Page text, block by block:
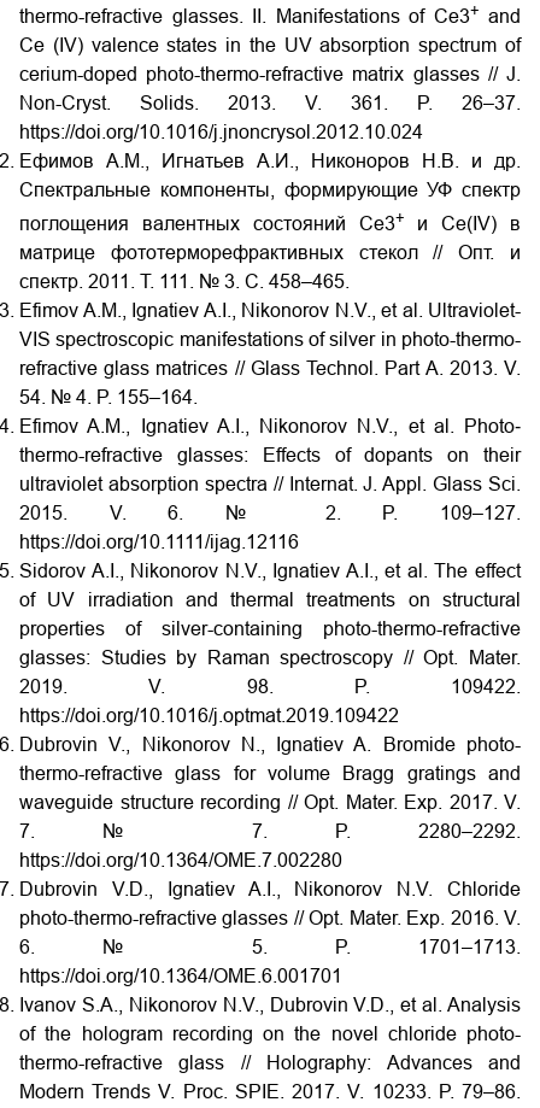
thermo-refractive glasses. II. Manifestations of Ce3+ and
Ce (IV) valence states in the UV absorption spectrum of
cerium-doped photo-thermo-refractive matrix glasses // J.
Non-Cryst. Solids. 2013. V.
361. P.
26–37.
https://doi.org/10.1016/j.jnoncrysol.2012.10.024
Ефимов А.М., Игнатьев А.И., Никоноров Н.В. и др.
Спектральные компоненты, формирующие УФ спектр
поглощения валентных состояний Ce3+ и Ce(IV) в
матрице фототерморефрактивных стекол // Опт. и
спектр. 2011. Т. 111. № 3. С. 458‒465.
Efimov A.M., Ignatiev A.I., Nikonorov N.V., et al. Ultraviolet-
VIS spectroscopic manifestations of silver in photo-thermo-
refractive glass matrices // Glass Technol. Part A. 2013. V.
54. № 4. P. 155–164.
Efimov A.M., Ignatiev A.I., Nikonorov N.V., et al. Photo‐
thermo-refractive glasses: Effects of dopants on their
ultraviolet absorption spectra // Internat. J. Appl. Glass Sci.
2015. V. 6. № 2. P. 109–127.
https://doi.org/10.1111/ijag.12116
Sidorov A.I., Nikonorov N.V., Ignatiev A.I., et al. The effect
of UV irradiation and thermal treatments on structural
properties of silver-containing photo-thermo-refractive
glasses: Studies by Raman spectroscopy // Opt. Mater.
2019. V. 98. P. 109422.
https://doi.org/10.1016/j.optmat.2019.109422
Dubrovin V., Nikonorov N., Ignatiev A. Bromide photo-
thermo-refractive glass for volume Bragg gratings and
waveguide structure recording // Opt. Mater. Exp. 2017. V.
7. № 7. P. 2280–2292.
https://doi.org/10.1364/OME.7.002280
Dubrovin V.D., Ignatiev A.I., Nikonorov N.V. Chloride
photo-thermo-refractive glasses // Opt. Mater. Exp. 2016. V.
6. № 5. P. 1701–1713.
https://doi.org/10.1364/OME.6.001701
Ivanov S.A., Nikonorov N.V., Dubrovin V.D., et al. Analysis
of the hologram recording on the novel chloride photo-
thermo-refractive glass // Holography: Advances and
Modern Trends V. Proc. SPIE. 2017. V. 10233. P. 79–86.